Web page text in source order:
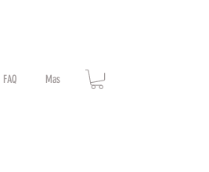
FAQ Mas